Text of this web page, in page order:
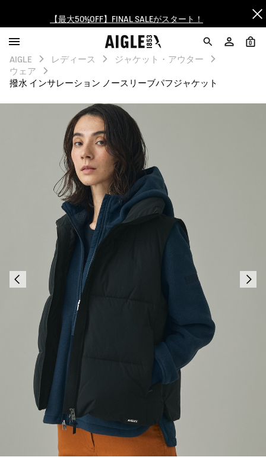
【最大50%OFF】FINAL SALEがスタート！
ログイン/会員登録で送料＆返品無料
AIGLE CLUB ポイントサービス終了のお知らせ
【最大50%OFF】FINAL SALEがスタート！
ログイン/会員登録で送料＆返品無料
AIGLE CLUB ポイントサービス終了のお知らせ
0
AIGLE レディース
ジャケット・アウター
ウェア
撥水 インサレーション ノースリーブパフジャケット